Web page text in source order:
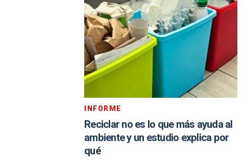
INFORME
Reciclar no es lo que más ayuda al
ambiente y un estudio explica por
qué